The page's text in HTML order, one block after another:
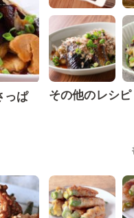
っぱ
その他のレシピ